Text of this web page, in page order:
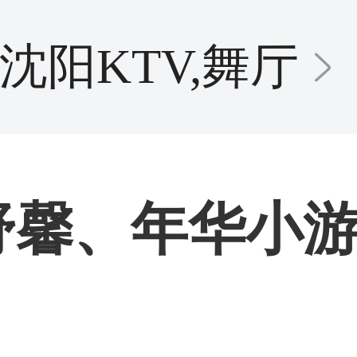
沈阳KTV,舞厅
馨、年华小